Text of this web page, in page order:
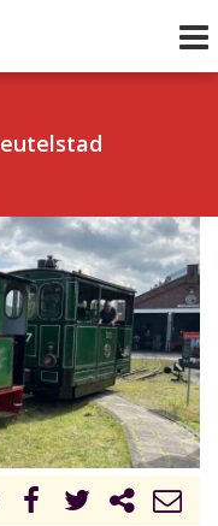
Volgend uur